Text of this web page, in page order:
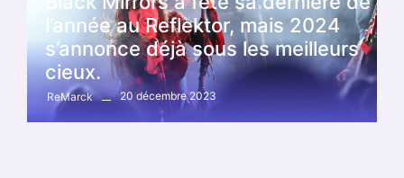
l’année au Reflektor, mais 2024
s’annonce déjà sous les meilleurs
cieux.
ReMarck 20 décembre 2023